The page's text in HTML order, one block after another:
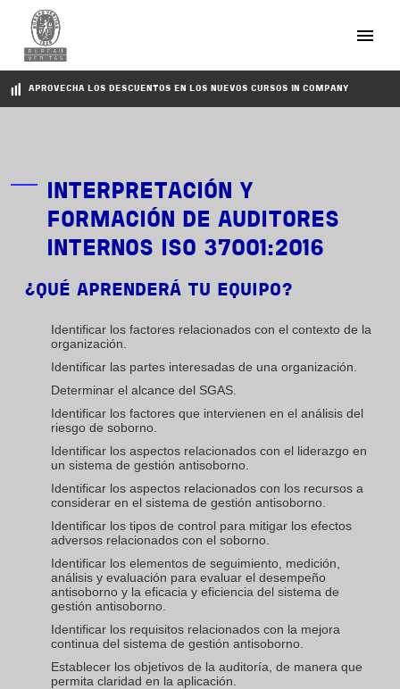
Pasar al contenido principal
APROVECHA LOS DESCUENTOS EN LOS NUEVOS CURSOS IN COMPANY
INTERPRETACIÓN Y
FORMACIÓN DE AUDITORES
INTERNOS ISO 37001:2016
¿QUÉ APRENDERÁ TU EQUIPO?
Identificar los factores relacionados con el contexto de la
organización.
Identificar las partes interesadas de una organización.
Determinar el alcance del SGAS.
Identificar los factores que intervienen en el análisis del
riesgo de soborno.
Identificar los aspectos relacionados con el liderazgo en
un sistema de gestión antisoborno.
Identificar los aspectos relacionados con los recursos a
considerar en el sistema de gestión antisoborno.
Identificar los tipos de control para mitigar los efectos
adversos relacionados con el soborno.
Identificar los elementos de seguimiento, medición,
análisis y evaluación para evaluar el desempeño
antisoborno y la eficacia y eficiencia del sistema de
gestión antisoborno.
Identificar los requisitos relacionados con la mejora
continua del sistema de gestión antisoborno.
Establecer los objetivos de la auditoría, de manera que
permita claridad en la aplicación.